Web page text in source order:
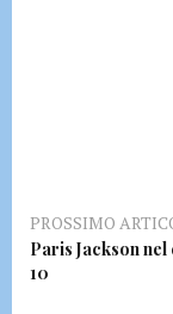
PROSSIMO
Paris Jackson
10